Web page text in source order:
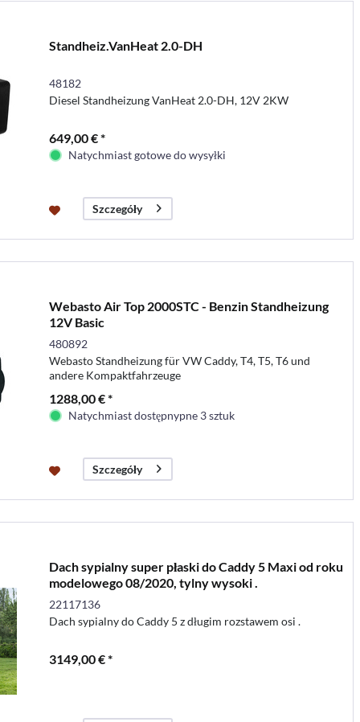
Standheiz.VanHeat 2.0-DH
48182
Diesel Standheizung VanHeat 2.0-DH, 12V 2KW
649,00 € *
Natychmiast gotowe do wysyłki
Szczegóły
Webasto Air Top 2000STC - Benzin Standheizung
12V Basic
480892
Webasto Standheizung für VW Caddy, T4, T5, T6 und
andere Kompaktfahrzeuge
1288,00 € *
Natychmiast dostępnypne 3 sztuk
Szczegóły
Dach sypialny super płaski do Caddy 5 Maxi od roku
modelowego 08/2020, tylny wysoki .
22117136
Dach sypialny do Caddy 5 z długim rozstawem osi .
3149,00 € *